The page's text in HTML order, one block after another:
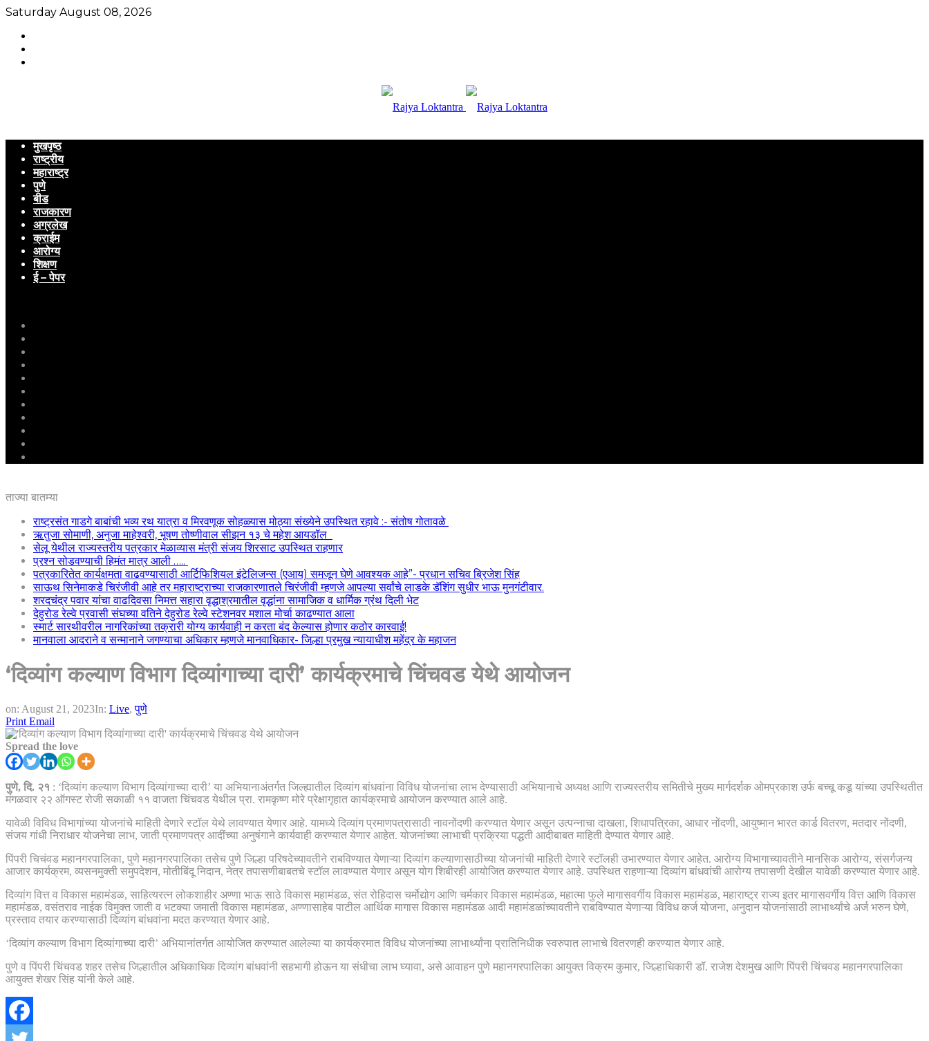
Saturday August 08, 2026
मुखपृष्ठ
राष्ट्रीय
महाराष्ट्र
पुणे
बीड
राजकारण
अग्रलेख
क्राईम
आरोग्य
शिक्षण
ई – पेपर
ताज्या बातम्या
राष्ट्रसंत गाडगे बाबांची भव्य रथ यात्रा व मिरवणूक सोहळ्यास मोठ्या संख्येने उपस्थित रहावे :- संतोष गोतावळे
ऋतुजा सोमाणी, अनुजा माहेश्वरी, भूषण तोष्णीवाल सीझन १३ चे महेश आयडॉल
सेलू येथील राज्यस्तरीय पत्रकार मेळाव्यास मंत्री संजय शिरसाट उपस्थित राहणार
प्रश्न सोडवण्याची हिमंत मात्र आली …..
पत्रकारितेत कार्यक्षमता वाढवण्यासाठी आर्टिफिशियल इंटेलिजन्स (एआय) समजून घेणे आवश्यक आहे”- प्रधान सचिव ब्रिजेश सिंह
साऊथ सिनेमाकडे चिरंजीवी आहे तर महाराष्ट्राच्या राजकारणातले चिरंजीवी म्हणजे आपल्या सर्वांचे लाडके डॅशिंग सुधीर भाऊ मुनगंटीवार.
शरदचंद्र पवार यांचा वाढदिवसा निमत्त सहारा वृद्धाश्रमातील वृद्धांना सामाजिक व धार्मिक ग्रंथ दिली भेट
देहुरोड रेल्वे प्रवासी संघच्या वतिने देहुरोड रेल्वे स्टेशनवर मशाल मोर्चा काढण्यात आला
स्मार्ट सारथीवरील नागरिकांच्या तक्रारी योग्य कार्यवाही न करता बंद केल्यास होणार कठोर कारवाई!
मानवाला आदराने व सन्मानाने जगण्याचा अधिकार म्हणजे मानवाधिकार- जिल्हा प्रमुख न्यायाधीश महेंद्र के महाजन
‘दिव्यांग कल्याण विभाग दिव्यांगाच्या दारी’ कार्यक्रमाचे चिंचवड येथे आयोजन
on: August 21, 2023In: Live,पुणे
Print Email
Spread the love
पुणे, दि. २१ : ‘दिव्यांग कल्याण विभाग दिव्यांगाच्या दारी’ या अभियानाअंतर्गत जिल्ह्यातील दिव्यांग बांधवांना विविध योजनांचा लाभ देण्यासाठी अभियानाचे अध्यक्ष आणि राज्यस्तरीय समितीचे मुख्य मार्गदर्शक ओमप्रकाश उर्फ बच्चू कडू यांच्या उपस्थितीत
मंगळवार २२ ऑगस्ट रोजी सकाळी ११ वाजता चिंचवड येथील प्रा. रामकृष्ण मोरे प्रेक्षागृहात कार्यक्रमाचे आयोजन करण्यात आले आहे.
यावेळी विविध विभागांच्या योजनांचे माहिती देणारे स्टॉल येथे लावण्यात येणार आहे. यामध्ये दिव्यांग प्रमाणपत्रासाठी नावनोंदणी करण्यात येणार असून उत्पन्नाचा दाखला, शिधापत्रिका, आधार नोंदणी, आयुष्मान भारत कार्ड वितरण, मतदार नोंदणी,
संजय गांधी निराधार योजनेचा लाभ, जाती प्रमाणपत्र आदींच्या अनुषंगाने कार्यवाही करण्यात येणार आहेत. योजनांच्या लाभाची प्रक्रिया पद्धती आदीबाबत माहिती देण्यात येणार आहे.
पिंपरी चिचंवड महानगरपालिका, पुणे महानगरपालिका तसेच पुणे जिल्हा परिषदेच्यावतीने राबविण्यात येणाऱ्या दिव्यांग कल्याणासाठीच्या योजनांची माहिती देणारे स्टॉलही उभारण्यात येणार आहेत. आरोग्य विभागाच्यावतीने मानसिक आरोग्य, संसर्गजन्य
आजार कार्यक्रम, व्यसनमुक्ती समुपदेशन, मोतीबिंदू निदान, नेत्र तपासणीबाबतचे स्टॉल लावण्यात येणार असून योग शिबीरही आयोजित करण्यात येणार आहे. उपस्थित राहणाऱ्या दिव्यांग बांधवांची आरोग्य तपासणी देखील यावेळी करण्यात येणार आहे.
दिव्यांग वित्त व विकास महामंडळ, साहित्यरत्न लोकशाहीर अण्णा भाऊ साठे विकास महामंडळ, संत रोहिदास चर्मोद्योग आणि चर्मकार विकास महामंडळ, महात्मा फुले मागासवर्गीय विकास महामंडळ, महाराष्ट्र राज्य इतर मागासवर्गीय वित्त आणि विकास
महामंडळ, वसंतराव नाईक विमुक्त जाती व भटक्या जमाती विकास महामंडळ, अण्णासाहेब पाटील आर्थिक मागास विकास महामंडळ आदी महामंडळांच्यावतीने राबविण्यात येणाऱ्या विविध कर्ज योजना, अनुदान योजनांसाठी लाभार्थ्यांचे अर्ज भरुन घेणे,
प्रस्ताव तयार करण्यासाठी दिव्यांग बांधवांना मदत करण्यात येणार आहे.
‘दिव्यांग कल्याण विभाग दिव्यांगाच्या दारी’ अभियानांतर्गत आयोजित करण्यात आलेल्या या कार्यक्रमात विविध योजनांच्या लाभार्थ्यांना प्रातिनिधीक स्वरुपात लाभाचे वितरणही करण्यात येणार आहे.
पुणे व पिंपरी चिंचवड शहर तसेच जिल्हातील अधिकाधिक दिव्यांग बांधवांनी सहभागी होऊन या संधीचा लाभ घ्यावा, असे आवाहन पुणे महानगरपालिका आयुक्त विक्रम कुमार, जिल्हाधिकारी डॉ. राजेश देशमुख आणि पिंपरी चिंचवड महानगरपालिका
आयुक्त शेखर सिंह यांनी केले आहे.